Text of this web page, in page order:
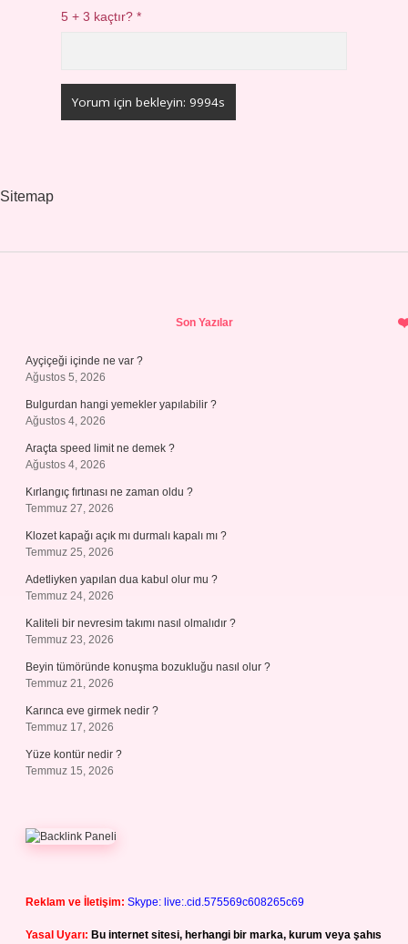
5 + 3 kaçtır?*
Sitemap
Son Yazılar
Ayçiçeği içinde ne var ?
Ağustos 5, 2026
Bulgurdan hangi yemekler yapılabilir ?
Ağustos 4, 2026
Araçta speed limit ne demek ?
Ağustos 4, 2026
Kırlangıç fırtınası ne zaman oldu ?
Temmuz 27, 2026
Klozet kapağı açık mı durmalı kapalı mı ?
Temmuz 25, 2026
Adetliyken yapılan dua kabul olur mu ?
Temmuz 24, 2026
Kaliteli bir nevresim takımı nasıl olmalıdır ?
Temmuz 23, 2026
Beyin tümöründe konuşma bozukluğu nasıl olur ?
Temmuz 21, 2026
Karınca eve girmek nedir ?
Temmuz 17, 2026
Yüze kontür nedir ?
Temmuz 15, 2026
Reklam ve İletişim: Skype: live:.cid.575569c608265c69
Yasal Uyarı: Bu internet sitesi, herhangi bir marka, kurum veya şahıs